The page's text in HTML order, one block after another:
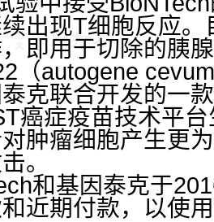
出现T细胞反应
即用于切除的胰
（autogene
克联合开发的一
癌症疫苗技术平
肿瘤细胞产生更
。
和基因泰克于
近期付款，以使